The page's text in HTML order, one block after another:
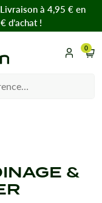
à 4,95 € en
d’achat !
0
&